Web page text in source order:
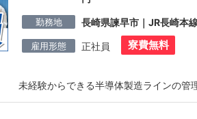
勤務地 長崎県諫早市｜JR長崎本
雇用形態 正社員 寮費無料
未経験からできる半導体製造ラインの管